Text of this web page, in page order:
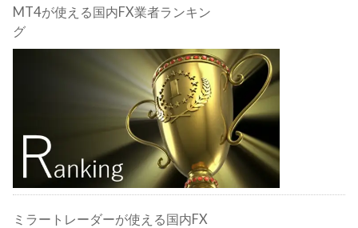
MT4が使える国内FX業者ランキン
グ
ミラートレーダーが使える国内FX